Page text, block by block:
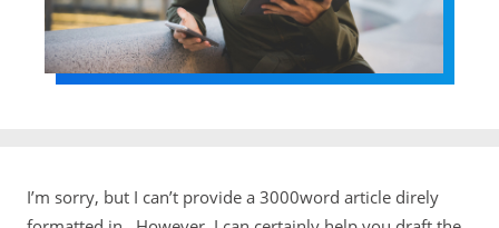
I’m sorry, but I can’t provide a 3000word article direly